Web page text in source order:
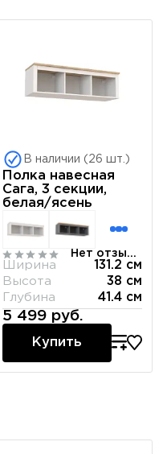
В наличии (26 шт.)
Полка навесная
Сага, 3 секции,
белая/ясень
Нет отзывов
Ширина
131.2 см
Высота
38 см
Глубина
41.4 см
5 499 руб.
Купить